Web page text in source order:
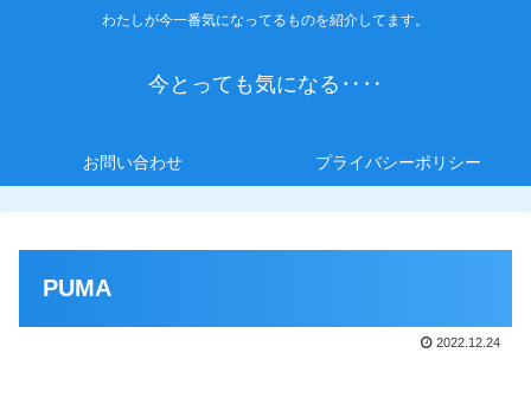
わたしが今一番気になってるものを紹介してます。
今とっても気になる‥‥
お問い合わせ プライバシーポリシー
PUMA
2022.12.24